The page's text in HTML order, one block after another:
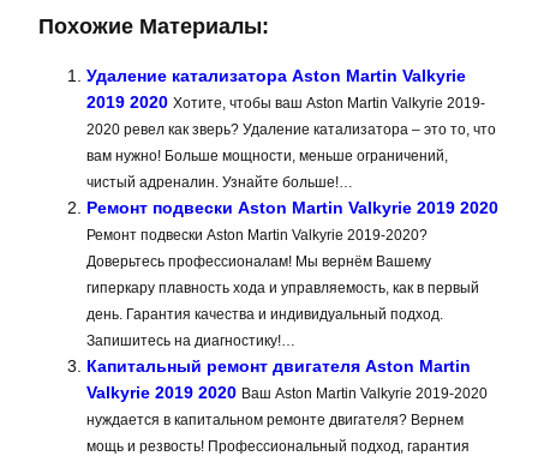
Похожие Материалы:
Удаление катализатора Aston Martin Valkyrie
2019 2020 Хотите, чтобы ваш Aston Martin Valkyrie 2019-
2020 ревел как зверь? Удаление катализатора – это то, что
вам нужно! Больше мощности, меньше ограничений,
чистый адреналин. Узнайте больше!…
Ремонт подвески Aston Martin Valkyrie 2019 2020
Ремонт подвески Aston Martin Valkyrie 2019-2020?
Доверьтесь профессионалам! Мы вернём Вашему
гиперкару плавность хода и управляемость, как в первый
день. Гарантия качества и индивидуальный подход.
Запишитесь на диагностику!…
Капитальный ремонт двигателя Aston Martin
Valkyrie 2019 2020 Ваш Aston Martin Valkyrie 2019-2020
нуждается в капитальном ремонте двигателя? Вернем
мощь и резвость! Профессиональный подход, гарантия